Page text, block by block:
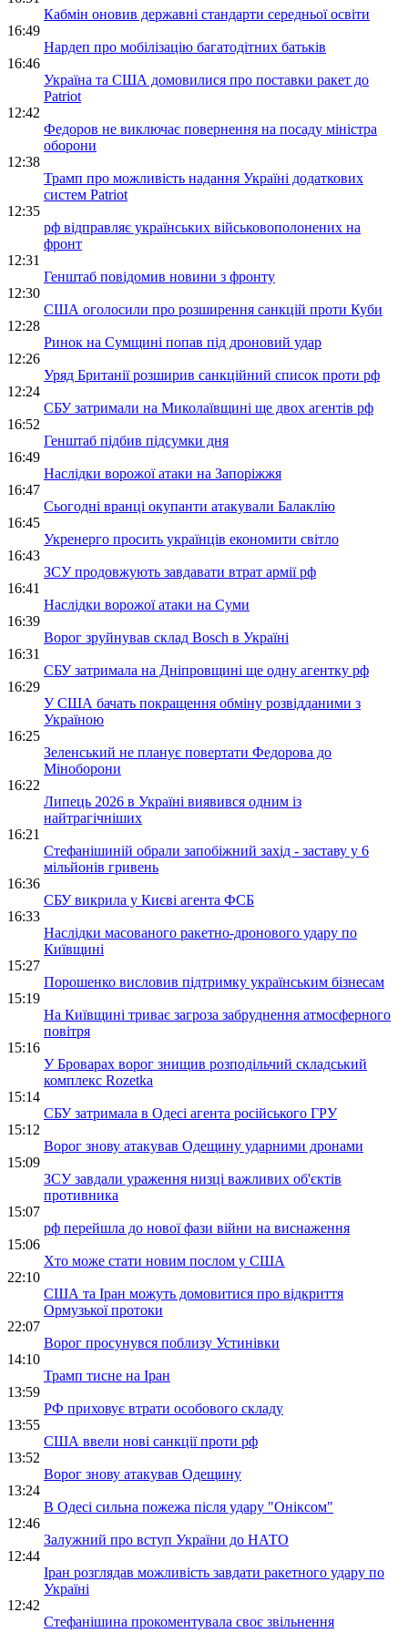
Кабмін оновив державні стандарти середньої освіти
16:49
Нардеп про мобілізацію багатодітних батьків
16:46
Україна та США домовилися про поставки ракет до
Patriot
12:42
Федоров не виключає повернення на посаду міністра
оборони
12:38
Трамп про можливість надання Україні додаткових
систем Patriot
12:35
рф відправляє українських військовополонених на
фронт
12:31
Генштаб повідомив новини з фронту
12:30
США оголосили про розширення санкцій проти Куби
12:28
Ринок на Сумщині попав під дроновий удар
12:26
Уряд Британії розширив санкційний список проти рф
12:24
СБУ затримали на Миколаївщині ще двох агентів рф
16:52
Генштаб підбив підсумки дня
16:49
Наслідки ворожої атаки на Запоріжжя
16:47
Сьогодні вранці окупанти атакували Балаклію
16:45
Укренерго просить українців економити світло
16:43
ЗСУ продовжують завдавати втрат армії рф
16:41
Наслідки ворожої атаки на Суми
16:39
Ворог зруйнував склад Bosch в Україні
16:31
СБУ затримала на Дніпровщині ще одну агентку рф
16:29
У США бачать покращення обміну розвідданими з
Україною
16:25
Зеленський не планує повертати Федорова до
Міноборони
16:22
Липець 2026 в Україні виявився одним із
найтрагічніших
16:21
Стефанішиній обрали запобіжний захід - заставу у 6
мільйонів гривень
16:36
СБУ викрила у Києві агента ФСБ
16:33
Наслідки масованого ракетно-дронового удару по
Київщині
15:27
Порошенко висловив підтримку українським бізнесам
15:19
На Київщині триває загроза забруднення атмосферного
повітря
15:16
У Броварах ворог знищив розподільчий складський
комплекс Rozetka
15:14
СБУ затримала в Одесі агента російського ГРУ
15:12
Ворог знову атакував Одещину ударними дронами
15:09
ЗСУ завдали ураження низці важливих об'єктів
противника
15:07
рф перейшла до нової фази війни на виснаження
15:06
Хто може стати новим послом у США
22:10
США та Іран можуть домовитися про відкриття
Ормузької протоки
22:07
Ворог просунувся поблизу Устинівки
14:10
Трамп тисне на Іран
13:59
РФ приховує втрати особового складу
13:55
США ввели нові санкції проти рф
13:52
Ворог знову атакував Одещину
13:24
В Одесі сильна пожежа після удару "Оніксом"
12:46
Залужний про вступ України до НАТО
12:44
Іран розглядав можливість завдати ракетного удару по
Україні
12:42
Стефанішина прокоментувала своє звільнення